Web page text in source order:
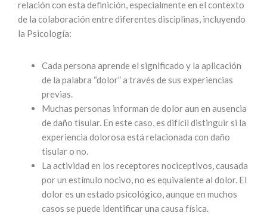
relación con esta definición, especialmente en el contexto
de la colaboración entre diferentes disciplinas, incluyendo
la Psicología:
Cada persona aprende el significado y la aplicación
de la palabra “dolor” a través de sus experiencias
previas.
Muchas personas informan de dolor aun en ausencia
de daño tisular. En este caso, es difícil distinguir si la
experiencia dolorosa está relacionada con daño
tisular o no.
La actividad en los receptores nociceptivos, causada
por un estímulo nocivo, no es equivalente al dolor. El
dolor es un estado psicológico, aunque en muchos
casos se puede identificar una causa física.